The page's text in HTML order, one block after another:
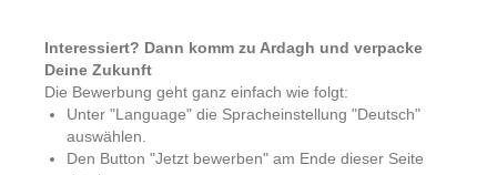
Interessiert? Dann komm zu Ardagh und verpacke
Deine Zukunft
Die Bewerbung geht ganz einfach wie folgt:
Unter "Language" die Spracheinstellung "Deutsch"
auswählen.
Den Button "Jetzt bewerben" am Ende dieser Seite